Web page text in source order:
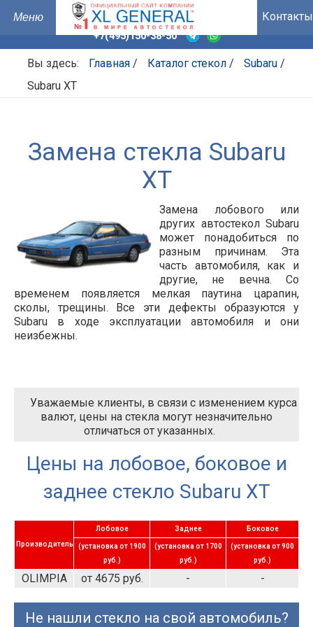
Контакты
+7(495)150-38-50
Вы здесь: Главная / Каталог стекол / Subaru /
Subaru XT
Замена стекла Subaru
XT
Замена лобового или
других автостекол Subaru
может понадобиться по
разным причинам. Эта
часть автомобиля, как и
другие, не вечна. Со
временем появляется мелкая паутина царапин,
сколы, трещины. Все эти дефекты образуются у
Subaru в ходе эксплуатации автомобиля и они
неизбежны.
Уважаемые клиенты, в связи с изменением курса
валют, цены на стекла могут незначительно
отличаться от указанных.
Цены на лобовое, боковое и
заднее стекло Subaru XT
Производитель
Лобовое Заднее Боковое
(установка от 1900
руб.)
(установка от 1700
руб.)
(установка от 900
руб.)
OLIMPIA от 4675 руб. - -
Не нашли стекло на свой автомобиль?